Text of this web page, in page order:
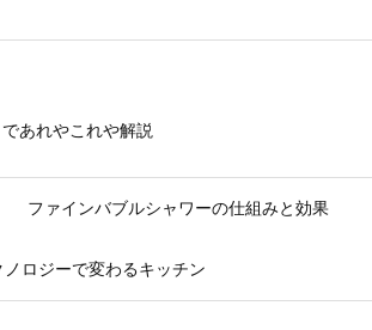
あれやこれや解説
ファインバブルシャワーの仕組みと効果
ロジーで変わるキッチン